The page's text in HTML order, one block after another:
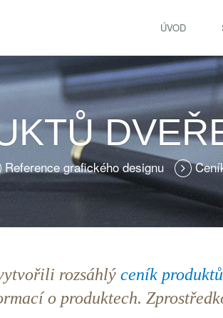
ÚVOD
Reference grafického designu
rozsáhlý ceník
o produktech.